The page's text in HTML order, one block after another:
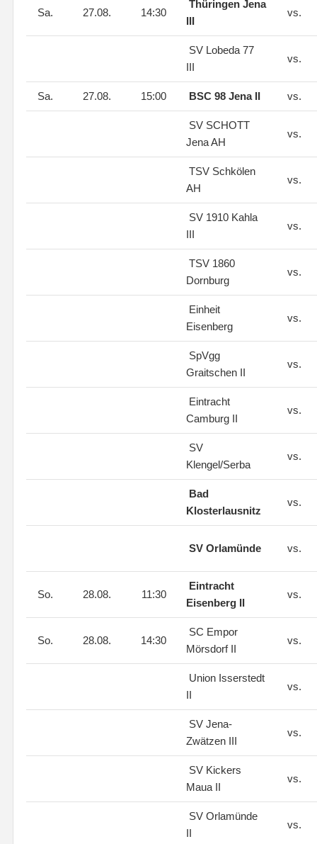
Sa. 27.08. 14:30
Thüringen Jena
III
vs.
SV Lobeda 77
III
vs.
Sa. 27.08. 15:00 BSC 98 Jena II vs.
SV SCHOTT
Jena AH
vs.
TSV Schkölen
AH
vs.
SV 1910 Kahla
III
vs.
TSV 1860
Dornburg
vs.
Einheit
Eisenberg
vs.
SpVgg
Graitschen II
vs.
Eintracht
Camburg II
vs.
SV
Klengel/Serba
vs.
Bad
Klosterlausnitz
vs.
SV Orlamünde vs.
So. 28.08. 11:30
Eintracht
Eisenberg II
vs.
So. 28.08. 14:30
SC Empor
Mörsdorf II
vs.
Union Isserstedt
II
vs.
SV Jena-
Zwätzen III
vs.
SV Kickers
Maua II
vs.
SV Orlamünde
II
vs.